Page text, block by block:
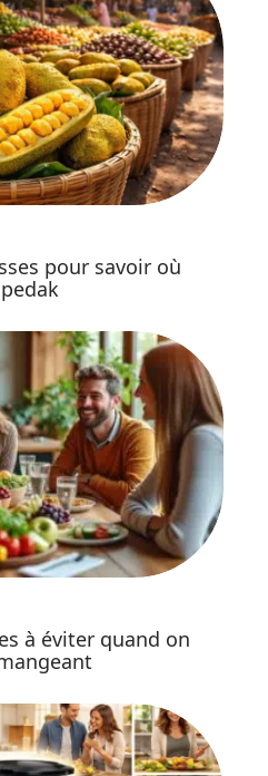
pour savoir où
à éviter quand on